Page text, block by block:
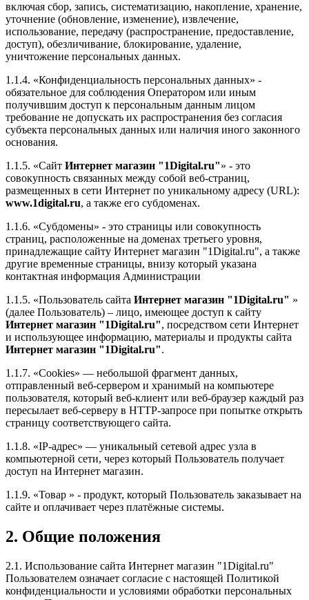
включая сбор, запись, систематизацию, накопление, хранение,
уточнение (обновление, изменение), извлечение,
использование, передачу (распространение, предоставление,
доступ), обезличивание, блокирование, удаление,
уничтожение персональных данных.
1.1.4. «Конфиденциальность персональных данных» -
обязательное для соблюдения Оператором или иным
получившим доступ к персональным данным лицом
требование не допускать их распространения без согласия
субъекта персональных данных или наличия иного законного
основания.
1.1.5. «Сайт Интернет магазин "1Digital.ru"» - это
совокупность связанных между собой веб-страниц,
размещенных в сети Интернет по уникальному адресу (URL):
www.1digital.ru, а также его субдоменах.
1.1.6. «Субдомены» - это страницы или совокупность
страниц, расположенные на доменах третьего уровня,
принадлежащие сайту Интернет магазин "1Digital.ru", а также
другие временные страницы, внизу который указана
контактная информация Администрации
1.1.5. «Пользователь сайта Интернет магазин "1Digital.ru" »
(далее Пользователь) – лицо, имеющее доступ к сайту
Интернет магазин "1Digital.ru", посредством сети Интернет
и использующее информацию, материалы и продукты сайта
Интернет магазин "1Digital.ru".
1.1.7. «Cookies» — небольшой фрагмент данных,
отправленный веб-сервером и хранимый на компьютере
пользователя, который веб-клиент или веб-браузер каждый раз
пересылает веб-серверу в HTTP-запросе при попытке открыть
страницу соответствующего сайта.
1.1.8. «IP-адрес» — уникальный сетевой адрес узла в
компьютерной сети, через который Пользователь получает
доступ на Интернет магазин.
1.1.9. «Товар » - продукт, который Пользователь заказывает на
сайте и оплачивает через платёжные системы.
2. Общие положения
2.1. Использование сайта Интернет магазин "1Digital.ru"
Пользователем означает согласие с настоящей Политикой
конфиденциальности и условиями обработки персональных